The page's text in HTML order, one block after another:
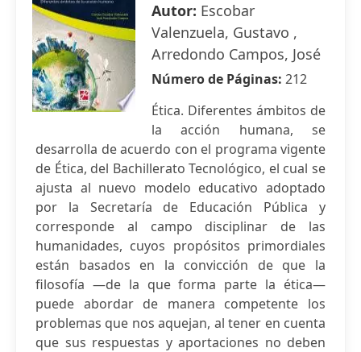
Autor: Escobar
Valenzuela, Gustavo ,
Arredondo Campos, José
Número de Páginas: 212
Ética. Diferentes ámbitos de
la acción humana, se
desarrolla de acuerdo con el programa vigente
de Ética, del Bachillerato Tecnológico, el cual se
ajusta al nuevo modelo educativo adoptado
por la Secretaría de Educación Pública y
corresponde al campo disciplinar de las
humanidades, cuyos propósitos primordiales
están basados en la convicción de que la
filosofía —de la que forma parte la ética—
puede abordar de manera competente los
problemas que nos aquejan, al tener en cuenta
que sus respuestas y aportaciones no deben